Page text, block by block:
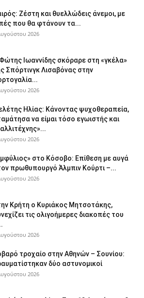
Ζέστη και θυελλώδεις άνεμοι, με
που θα φτάνουν τα...
2026
Ιωαννίδης σκόραρε στη «γκέλα»
Σπόρτινγκ Λισαβόνας στην
2026
Ηλίας: Κάνοντας ψυχοθεραπεία,
να είμαι τόσο εγωιστής και
2026
στο Κόσοβο: Επίθεση με αυγά
πρωθυπουργό Άλμπιν Κούρτι –...
2026
Κρήτη ο Κυριάκος Μητσοτάκης,
τις ολιγοήμερες διακοπές του
2026
τροχαίο στην Αθηνών – Σουνίου:
δύο αστυνομικοί
2026